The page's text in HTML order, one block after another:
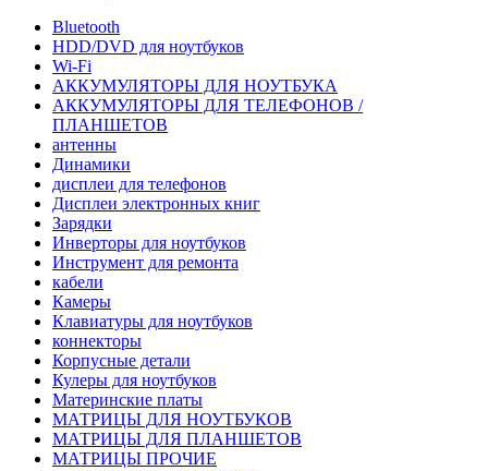
Bluetooth
HDD/DVD для ноутбуков
Wi-Fi
АККУМУЛЯТОРЫ ДЛЯ НОУТБУКА
АККУМУЛЯТОРЫ ДЛЯ ТЕЛЕФОНОВ /
ПЛАНШЕТОВ
антенны
Динамики
дисплеи для телефонов
Дисплеи электронных книг
Зарядки
Инверторы для ноутбуков
Инструмент для ремонта
кабели
Камеры
Клавиатуры для ноутбуков
коннекторы
Корпусные детали
Кулеры для ноутбуков
Материнские платы
МАТРИЦЫ ДЛЯ НОУТБУКОВ
МАТРИЦЫ ДЛЯ ПЛАНШЕТОВ
МАТРИЦЫ ПРОЧИЕ